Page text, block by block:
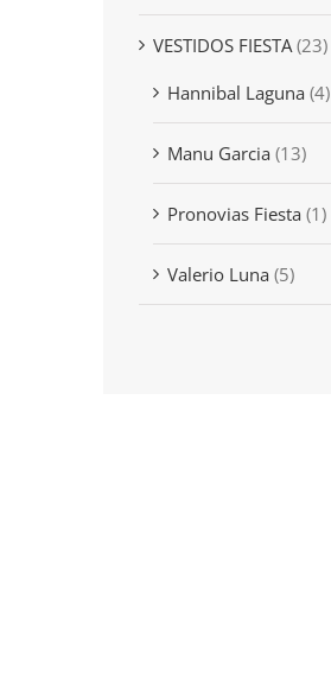
VESTIDOS FIESTA (23)
Hannibal Laguna (4)
Manu Garcia (13)
Pronovias Fiesta (1)
Valerio Luna (5)